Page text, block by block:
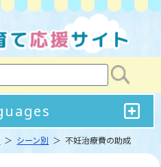
＞ シーン別 ＞ 不妊治療費の助成